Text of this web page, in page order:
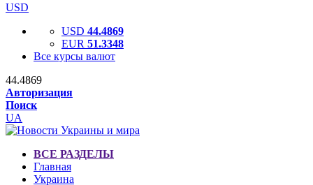
USD
USD 44.4869
EUR 51.3348
Все курсы валют
44.4869
Авторизация
Поиск
UA
ВСЕ РАЗДЕЛЫ
Главная
Украина